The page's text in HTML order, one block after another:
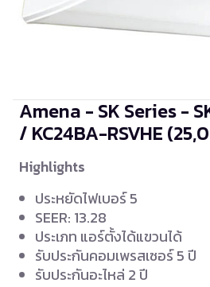
Amena - SK Series -
/ KC24BA-RSVHE
Highlights
ประหยัดไฟเบอร์ 5
SEER: 13.28
ประเภท แอร์ตั้งได้แขวนได้
รับประกันคอมเพรสเซอร์ 5 ปี
รับประกันอะไหล่ 2 ปี